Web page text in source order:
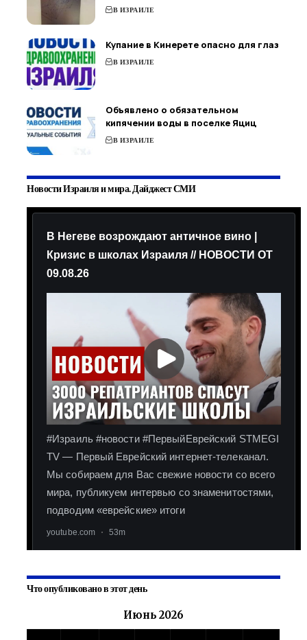
В ИЗРАИЛЕ
Купание в Кинерете опасно для глаз
В ИЗРАИЛЕ
Объявлено о обязательном
кипячении воды в поселке Яциц
В ИЗРАИЛЕ
Новости Израиля и мира. Дайджест СМИ
Что опубликовано в этот день
Июнь 2026